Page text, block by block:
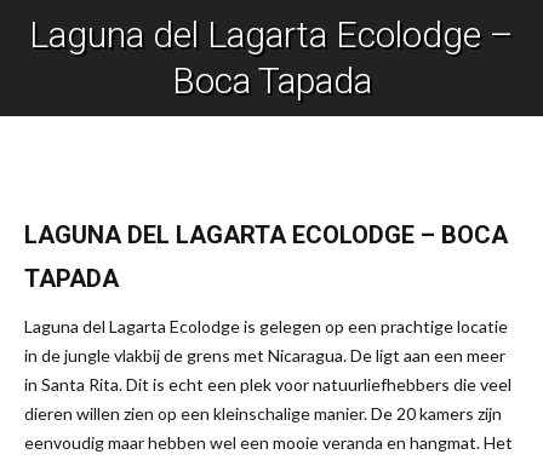
Laguna del Lagarta Ecolodge –
Boca Tapada
Je bent hier:
LAGUNA DEL LAGARTA ECOLODGE – BOCA
TAPADA
Laguna del Lagarta Ecolodge is gelegen op een prachtige locatie
in de jungle vlakbij de grens met Nicaragua. De ligt aan een meer
in Santa Rita. Dit is echt een plek voor natuurliefhebbers die veel
dieren willen zien op een kleinschalige manier. De 20 kamers zijn
eenvoudig maar hebben wel een mooie veranda en hangmat. Het